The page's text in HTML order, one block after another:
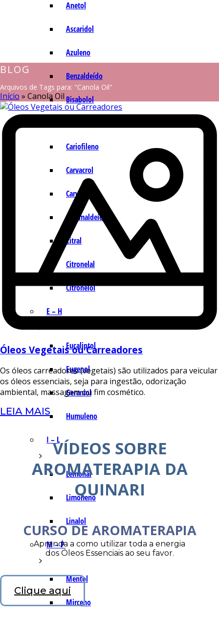
Anetol
Ascaridol
Azuleno
Benzaldeído
Bisabolol
Cariofileno
Carvacrol
Carvona
Cinamaldeído
Citral
Citronelal
Citronelol
E – H
Eucaliptol
Eugenol
Geraniol
Humuleno
I – L
Lemonal
Limoneno
Linalol
M – P
Mentol
Mirceno
BLOG
Arquivos de Tags para: "Canola Oil"
Início » Canola Oil
Óleos Vegetais ou Carreadores
Os óleos carreadores (vegetais) são utilizados para veicular
os óleos essenciais, seja para ingestão, odorização
ambiental, massagem ou fim cosmético.
LEIA MAIS
VÍDEOS SOBRE
AROMATERAPIA DA
QUINARI
CURSO DE AROMATERAPIA
Aprenda a como utilizar toda a energia
dos Óleos Essenciais ao seu favor.
Clique aqui